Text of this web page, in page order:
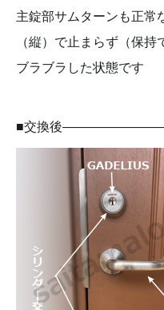
主錠部サムターンも正常
（縦）で止まらず（保持
ブラブラした状態です
■交換後